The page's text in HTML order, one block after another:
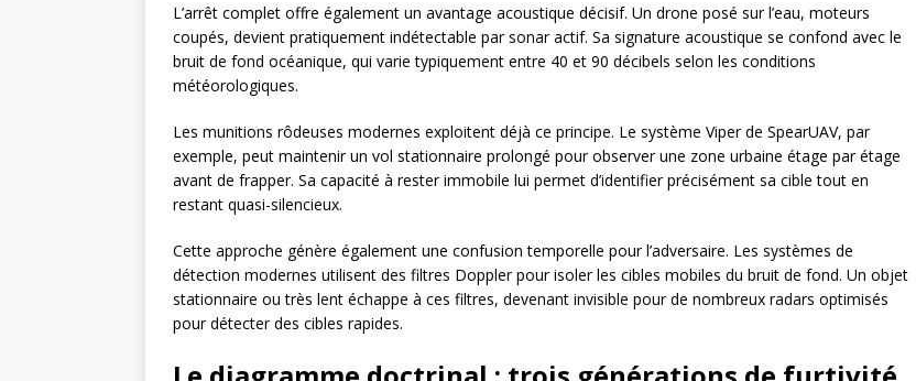
L’arrêt complet offre également un avantage acoustique décisif. Un drone posé sur l’eau, moteurs
coupés, devient pratiquement indétectable par sonar actif. Sa signature acoustique se confond avec le
bruit de fond océanique, qui varie typiquement entre 40 et 90 décibels selon les conditions
météorologiques.
Les munitions rôdeuses modernes exploitent déjà ce principe. Le système Viper de SpearUAV, par
exemple, peut maintenir un vol stationnaire prolongé pour observer une zone urbaine étage par étage
avant de frapper. Sa capacité à rester immobile lui permet d’identifier précisément sa cible tout en
restant quasi-silencieux.
Cette approche génère également une confusion temporelle pour l’adversaire. Les systèmes de
détection modernes utilisent des filtres Doppler pour isoler les cibles mobiles du bruit de fond. Un objet
stationnaire ou très lent échappe à ces filtres, devenant invisible pour de nombreux radars optimisés
pour détecter des cibles rapides.